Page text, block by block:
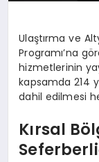
Ulaştırma ve
Programı’na
hizmetlerinin
kapsamda 214
dahil edilmesi
Kırsal